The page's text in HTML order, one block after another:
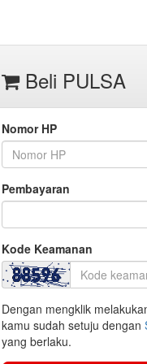
Beli PULSA
Nomor HP
Pembayaran
Kode Keamanan
Dengan mengklik
kamu sudah setuju dengan
yang berlaku.